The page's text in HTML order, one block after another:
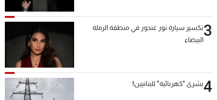
3تكسير سيارة نور غندور في منطقة الرملة
البيضاء
4بشرى "كهربائية" للبنانيين!